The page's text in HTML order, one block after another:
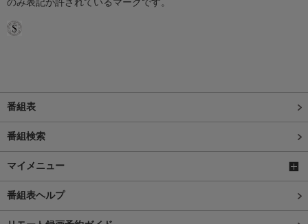
のみ表記が許されているマークです。
番組表
番組検索
マイメニュー
番組表ヘルプ